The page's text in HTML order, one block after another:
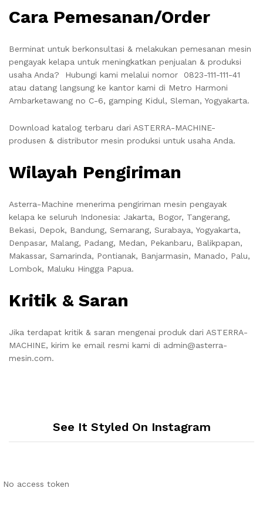
Cara Pemesanan/Order
Berminat untuk berkonsultasi & melakukan pemesanan mesin
pengayak kelapa untuk meningkatkan penjualan & produksi
usaha Anda? Hubungi kami melalui nomor 0823-111-111-41
atau datang langsung ke kantor kami di Metro Harmoni
Ambarketawang no C-6, gamping Kidul, Sleman, Yogyakarta.
Download katalog terbaru dari ASTERRA-MACHINE-
produsen & distributor mesin produksi untuk usaha Anda.
Wilayah Pengiriman
Asterra-Machine menerima pengiriman mesin pengayak
kelapa ke seluruh Indonesia: Jakarta, Bogor, Tangerang,
Bekasi, Depok, Bandung, Semarang, Surabaya, Yogyakarta,
Denpasar, Malang, Padang, Medan, Pekanbaru, Balikpapan,
Makassar, Samarinda, Pontianak, Banjarmasin, Manado, Palu,
Lombok, Maluku Hingga Papua.
Kritik & Saran
Jika terdapat kritik & saran mengenai produk dari ASTERRA-
MACHINE, kirim ke email resmi kami di admin@asterra-
mesin.com.
See It Styled On Instagram
No access token